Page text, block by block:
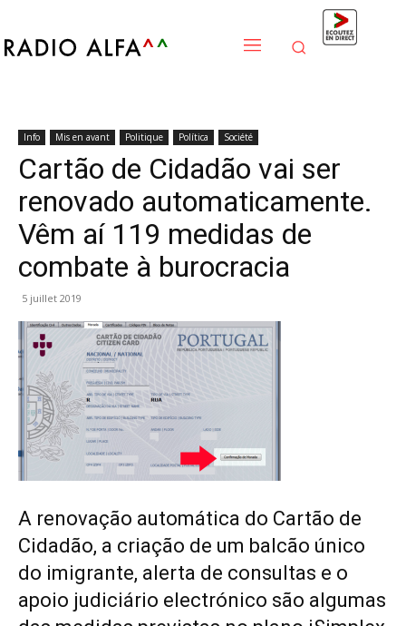
Info Mis en avant Politique Política Société
Cartão de Cidadão vai ser
renovado automaticamente.
Vêm aí 119 medidas de
combate à burocracia
5 juillet 2019
A renovação automática do Cartão de
Cidadão, a criação de um balcão único
do imigrante, alerta de consultas e o
apoio judiciário electrónico são algumas